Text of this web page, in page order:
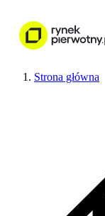
Strona główna